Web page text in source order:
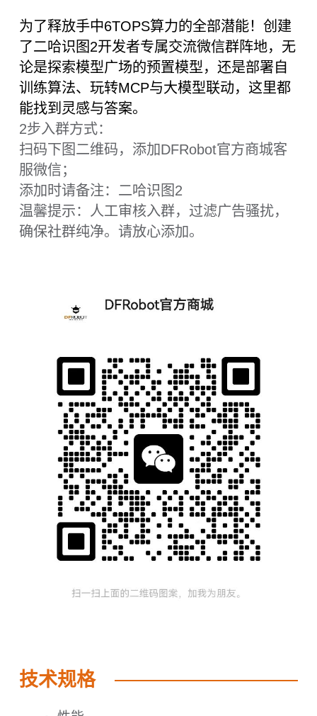
相关文档
产品维库
官方网站
配送清单
二哈识图 2（HUSKYLENS 2） x1
M3螺丝 x6
M3螺母 x6
固定支架 x1
加高支架 x1
Gravity：4P传感器连接线（30cm） x1